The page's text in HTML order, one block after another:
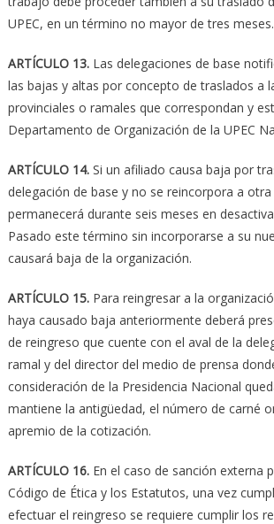
UPEC, en un término no mayor de tres meses.
ARTÍCULO 13.Las delegaciones de base
las bajas y altas por concepto de traslados a
provinciales o ramales que correspondan y
Departamento de Organización de la UPEC
ARTÍCULO 14.Si un afiliado causa baja por
delegación de base y no se reincorpora a
permanecerá durante seis meses en
Pasado este término sin incorporarse a su
causará baja de la organización.
ARTÍCULO 15.Para reingresar a la
haya causado baja anteriormente deberá
de reingreso que cuente con el aval de la
ramal y del director del medio de prensa
consideración de la Presidencia Nacional
mantiene la antigüedad, el número de carné
apremio de la cotización.
ARTÍCULO 16.En el caso de sanción externa
Código de Ética y los Estatutos, una vez
efectuar el reingreso se requiere cumplir los